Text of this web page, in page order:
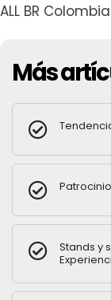
ALL BR Colombia
Más
Stands y